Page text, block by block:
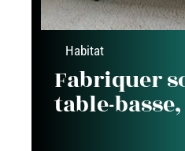
Habitat
Fabriquer
table-